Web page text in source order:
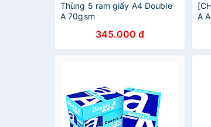
Thùng 5 ram giấy A4 Double
A 70gsm
345.000 đ
A